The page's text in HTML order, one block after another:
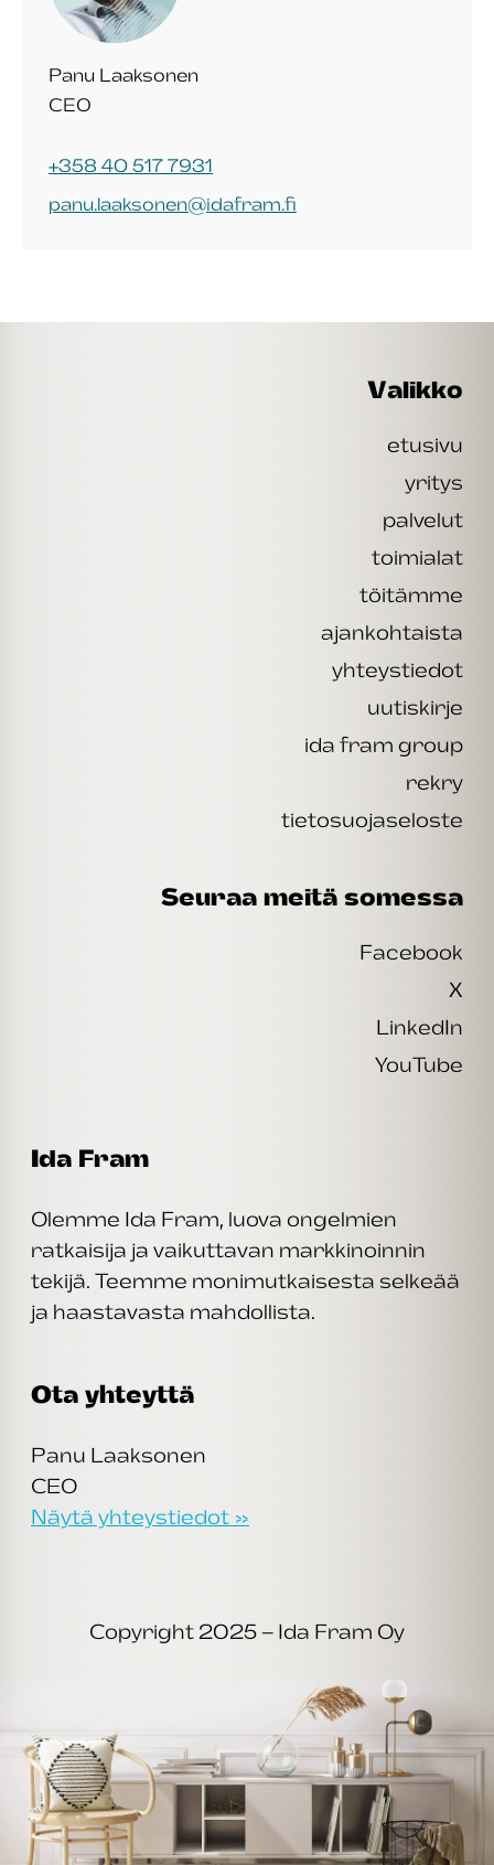
Panu Laaksonen
CEO
+358 40 517 7931
panu.laaksonen@idafram.fi
Valikko
etusivu
yritys
palvelut
toimialat
töitämme
ajankohtaista
yhteystiedot
uutiskirje
ida fram group
rekry
tietosuojaseloste
Seuraa meitä somessa
Facebook
X
LinkedIn
YouTube
Ida Fram
Olemme Ida Fram, luova ongelmien
ratkaisija ja vaikuttavan markkinoinnin
tekijä. Teemme monimutkaisesta selkeää
ja haastavasta mahdollista.
Ota yhteyttä
Panu Laaksonen
CEO
Näytä yhteystiedot »
Copyright 2025 – Ida Fram Oy